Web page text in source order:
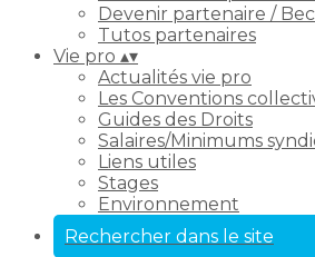
Devenir partenaire /
Tutos partenaires
Vie pro ▴▾
Actualités vie pro
Les Conventions
Guides des Droits
Salaires/Minimums
Liens utiles
Stages
Environnement
Rechercher dans le site